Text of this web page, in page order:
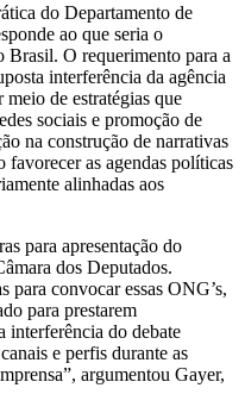
do Departamento de
ao que seria o
Brasil. O requerimento para a
interferência da agência
meio de estratégias que
sociais e promoção de
na construção de narrativas
as agendas políticas
alinhadas aos
para apresentação do
dos Deputados.
para convocar essas ONG’s,
para prestarem
interferência do debate
e perfis durante as
argumentou Gayer,